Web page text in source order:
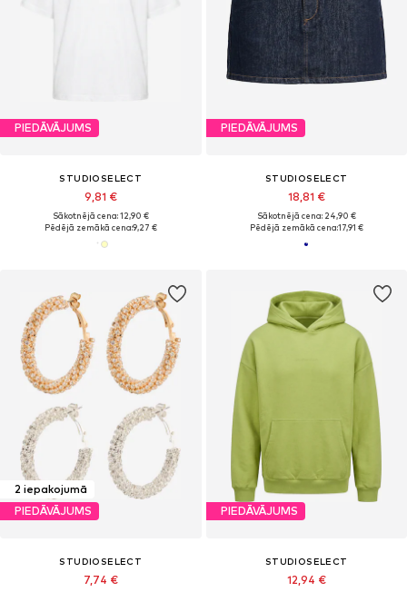
PIEDĀVĀJUMS
STUDIOSELECT
9,81 €
Sākotnējā cena: 12,90 €
Pēdējā zemākā cena:9,27 €
PIEDĀVĀJUMS
STUDIOSELECT
18,81 €
Sākotnējā cena: 24,90 €
Pēdējā zemākā cena:17,91 €
2 iepakojumā
PIEDĀVĀJUMS
STUDIOSELECT
7,74 €
PIEDĀVĀJUMS
STUDIOSELECT
12,94 €